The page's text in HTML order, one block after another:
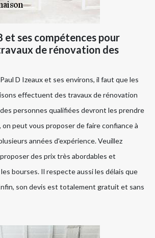
et ses compétences pour
de rénovation des
D Izeaux et ses environs, il faut que les
effectuent des travaux de rénovation
personnes qualifiées devront les prendre
on peut vous proposer de faire confiance à
années d'expérience. Veuillez
des prix très abordables et
bourses. Il respecte aussi les délais que
son devis est totalement gratuit et sans